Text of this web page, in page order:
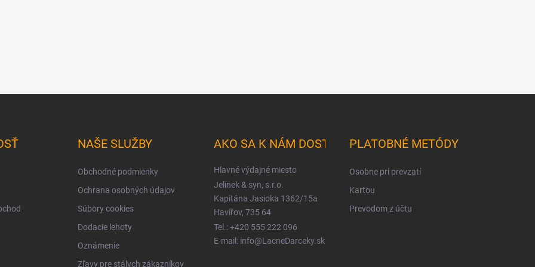
NAŠE SLUŽBY
Obchodné podmienky
Ochrana osobných údajov
Súbory cookies
Dodacie lehoty
Oznámenie
Zľavy pre stálych zákazníkov
AKO SA K NÁM DOSTANETE
Hlavné výdajné miesto
Jelínek & syn, s.r.o.
Kapitána Jasioka 1362/15a
Havířov, 735 64
Tel.: +420 555 222 096
E-mail: info@LacneDarceky.sk
PLATOBNÉ METÓDY
Osobne pri prevzatí
Kartou
Prevodom z účtu